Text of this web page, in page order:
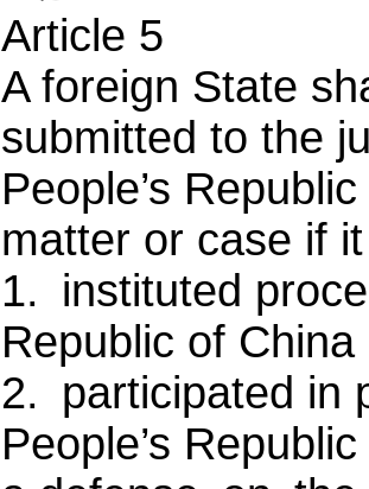
Article 5
A foreign State
submitted to the
People’s
matter or case if
1. instituted
Republic of
2. participated in
People’s